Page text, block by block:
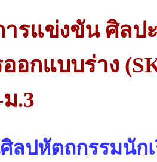
ารแข่งขัน ศิลป
อกแบบร่าง
.3
ลปหัตถกรรมนัก